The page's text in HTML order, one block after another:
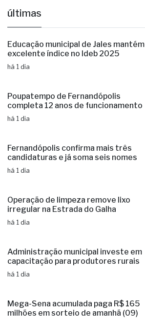
últimas
Educação municipal de Jales mantém
excelente índice no Ideb 2025
há 1 dia
Poupatempo de Fernandópolis
completa 12 anos de funcionamento
há 1 dia
Fernandópolis confirma mais três
candidaturas e já soma seis nomes
há 1 dia
Operação de limpeza remove lixo
irregular na Estrada do Galha
há 1 dia
Administração municipal investe em
capacitação para produtores rurais
há 1 dia
Mega-Sena acumulada paga R$ 165
milhões em sorteio de amanhã (09)